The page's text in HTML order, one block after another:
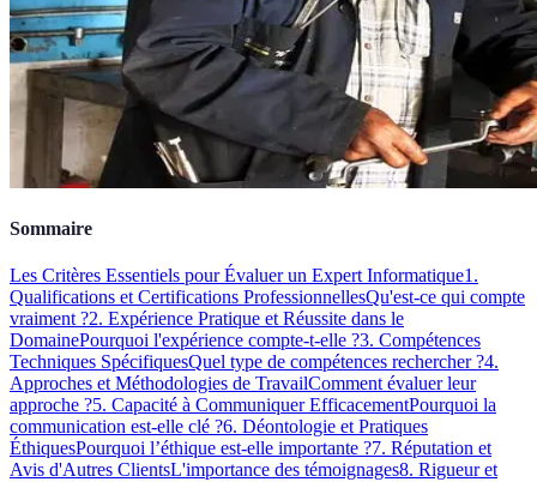
Sommaire
Les Critères Essentiels pour Évaluer un Expert Informatique1.
Qualifications et Certifications ProfessionnellesQu'est-ce qui compte
vraiment ?2. Expérience Pratique et Réussite dans le
DomainePourquoi l'expérience compte-t-elle ?3. Compétences
Techniques SpécifiquesQuel type de compétences rechercher ?4.
Approches et Méthodologies de TravailComment évaluer leur
approche ?5. Capacité à Communiquer EfficacementPourquoi la
communication est-elle clé ?6. Déontologie et Pratiques
ÉthiquesPourquoi l’éthique est-elle importante ?7. Réputation et
Avis d'Autres ClientsL'importance des témoignages8. Rigueur et